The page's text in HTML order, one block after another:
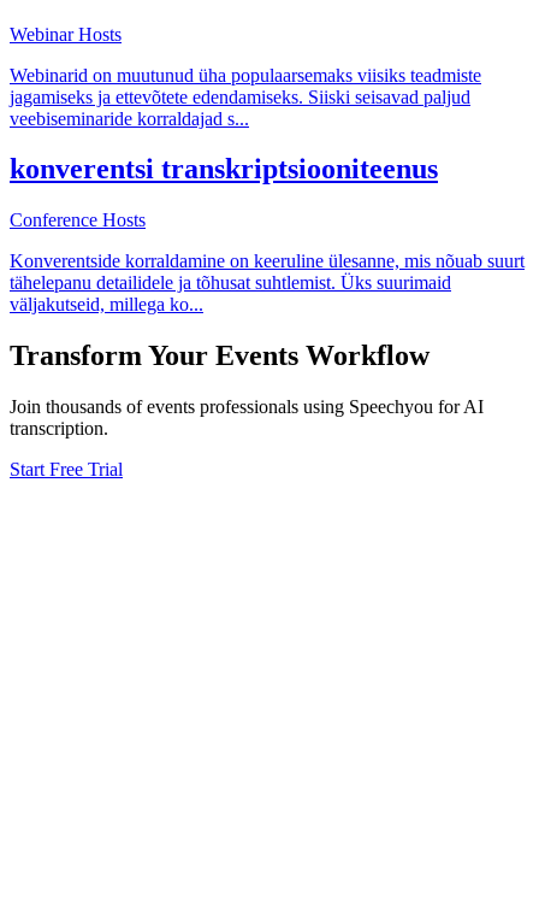
Webinar Hosts
Webinarid on muutunud üha populaarsemaks viisiks teadmiste
jagamiseks ja ettevõtete edendamiseks. Siiski seisavad paljud
veebiseminaride korraldajad s...
konverentsi transkriptsiooniteenus
Conference Hosts
Konverentside korraldamine on keeruline ülesanne, mis nõuab suurt
tähelepanu detailidele ja tõhusat suhtlemist. Üks suurimaid
väljakutseid, millega ko...
Transform Your Events Workflow
Join thousands ofevents professionals using Speechyou for AI
transcription.
Start Free Trial